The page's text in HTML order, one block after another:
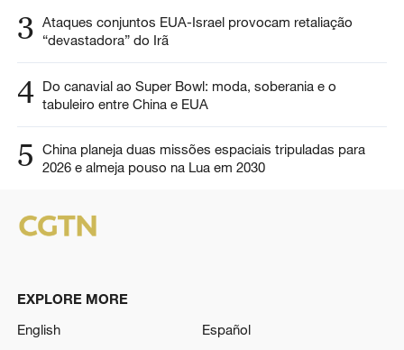
3 Ataques conjuntos EUA-Israel provocam retaliação
“devastadora” do Irã
4 Do canavial ao Super Bowl: moda, soberania e o
tabuleiro entre China e EUA
5
China planeja duas missões espaciais tripuladas para
2026 e almeja pouso na Lua em 2030
EXPLORE MORE
English
Español